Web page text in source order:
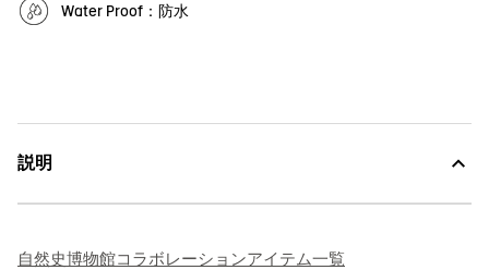
Water Proof：防水
説明
自然史博物館コラボレーションアイテム一覧